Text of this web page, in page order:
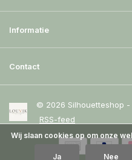
Informatie
Contact
© 2026 Silhouetteshop -
RSS-feed
Wij slaan cookies op om onze
Ja Nee